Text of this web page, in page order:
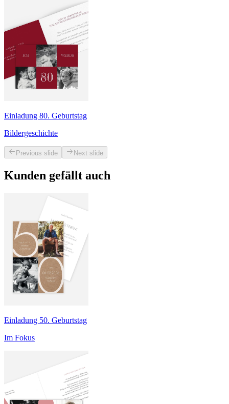
Einladung 80. Geburtstag
Bildergeschichte
Previous slide Next slide
Kunden gefällt auch
Einladung 50. Geburtstag
Im Fokus